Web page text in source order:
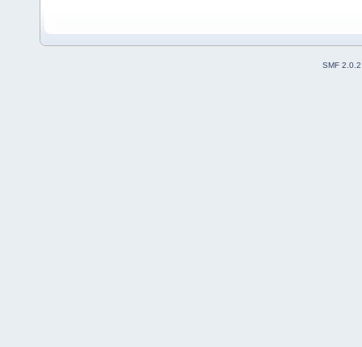
SMF 2.0.2